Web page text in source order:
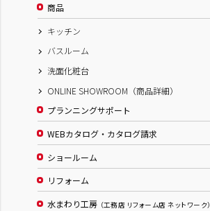
商品
キッチン
バスルーム
洗面化粧台
ONLINE SHOWROOM（商品詳細）
プランニングサポート
WEBカタログ・カタログ請求
ショールーム
リフォーム
水まわり工房 （工務店 リフォーム店 ネットワーク）